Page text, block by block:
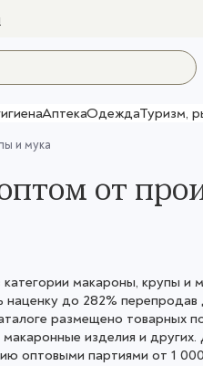
АптекаОдеждаТуризм,
и мука
от
макароны, крупы и
до 282%
размещено товарных
изделия и
оптовыми партиями от 1